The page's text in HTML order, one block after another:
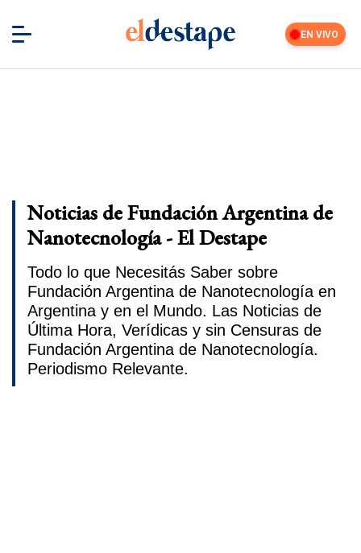
EN VIVO
Noticias de Fundación Argentina de
Nanotecnología - El Destape
Todo lo que Necesitás Saber sobre
Fundación Argentina de Nanotecnología en
Argentina y en el Mundo. Las Noticias de
Última Hora, Verídicas y sin Censuras de
Fundación Argentina de Nanotecnología.
Periodismo Relevante.